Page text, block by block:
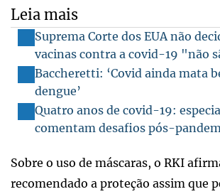
Leia mais
Suprema Corte dos EUA não
vacinas contra a covid-19 "não
Baccheretti: ‘Covid ainda mata
dengue’
Quatro anos de covid-19:
comentam desafios pós-
Sobre o uso de máscaras, o RKI
recomendado a proteção assim que